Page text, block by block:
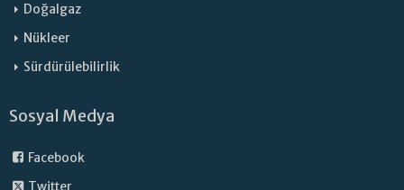
Doğalgaz
Nükleer
Sürdürülebilirlik
Sosyal Medya
Facebook
Twitter